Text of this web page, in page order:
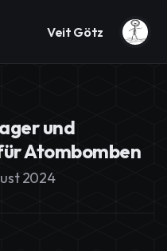
Veit Götz
und
Atombomben
2024